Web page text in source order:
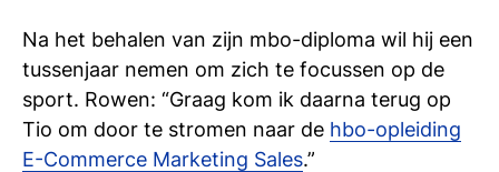
Na het behalen van zijn mbo-diploma wil hij een
tussenjaar nemen om zich te focussen op de
sport. Rowen: “Graag kom ik daarna terug op
Tio om door te stromen naar de hbo-opleiding
E-Commerce Marketing Sales.”